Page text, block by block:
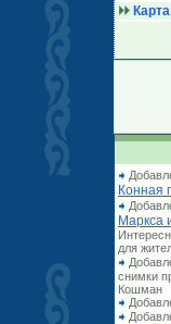
Конная
Маркса
для
снимки
Кошман